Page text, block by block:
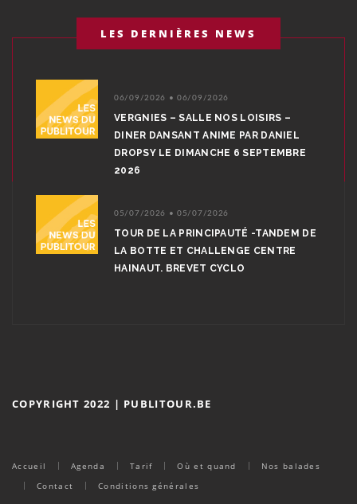
LES DERNIÈRES NEWS
06/09/2026 • 06/09/2026
VERGNIES – SALLE NOS LOISIRS –
DINER DANSANT ANIME PAR DANIEL
DROPSY LE DIMANCHE 6 SEPTEMBRE
2026
05/07/2026 • 05/07/2026
TOUR DE LA PRINCIPAUTÉ -TANDEM DE
LA BOTTE ET CHALLENGE CENTRE
HAINAUT. BREVET CYCLO
COPYRIGHT 2022 | PUBLITOUR.BE
Accueil Agenda Tarif Où et quand
Nos balades
Contact
Conditions générales